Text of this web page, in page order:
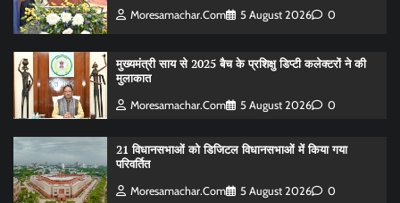
Moresamachar.com 5 August 2026 0
मुख्यमंत्री साय से 2025 बैच के प्रशिक्षु डिप्टी कलेक्टरों ने की
मुलाकात
Moresamachar.com 5 August 2026 0
21 विधानसभाओं को डिजिटल विधानसभाओं में किया गया
परिवर्तित
Moresamachar.com 5 August 2026 0